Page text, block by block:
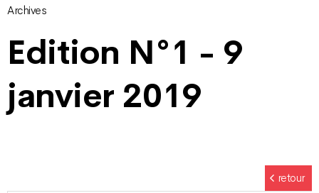
Archives
Edition N°1 - 9
janvier 2019
retour
Navigation
des
articles